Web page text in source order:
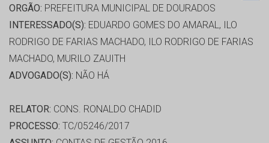
ORGÃO: PREFEITURA MUNICIPAL DE DOURADOS
INTERESSADO(S): EDUARDO GOMES DO AMARAL, ILO
RODRIGO DE FARIAS MACHADO, ILO RODRIGO DE FARIAS
MACHADO, MURILO ZAUITH
ADVOGADO(S): NÃO HÁ
RELATOR: CONS. RONALDO CHADID
PROCESSO: TC/05246/2017